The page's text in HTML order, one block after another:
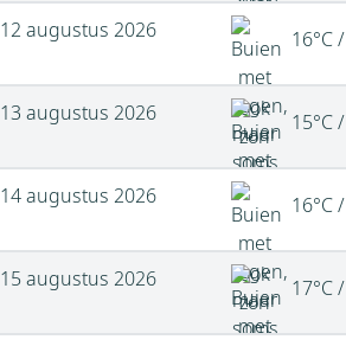
12 augustus 2026 16°C /
13 augustus 2026 15°C /
14 augustus 2026 16°C /
15 augustus 2026 17°C /